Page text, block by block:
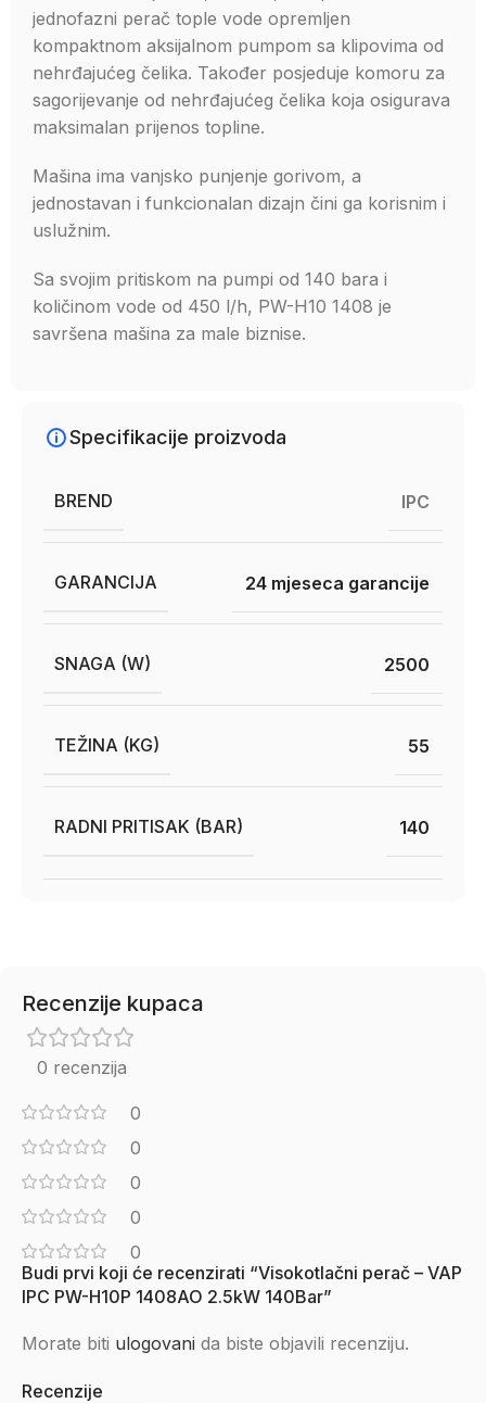
jednofazni perač tople vode opremljen
kompaktnom aksijalnom pumpom sa klipovima od
nehrđajućeg čelika. Također posjeduje komoru za
sagorijevanje od nehrđajućeg čelika koja osigurava
maksimalan prijenos topline.
Mašina ima vanjsko punjenje gorivom, a
jednostavan i funkcionalan dizajn čini ga korisnim i
uslužnim.
Sa svojim pritiskom na pumpi od 140 bara i
količinom vode od 450 l/h, PW-H10 1408 je
savršena mašina za male biznise.
Specifikacije proizvoda
BREND IPC
GARANCIJA 24 mjeseca garancije
SNAGA (W) 2500
TEŽINA (KG) 55
RADNI PRITISAK (BAR) 140
Recenzije kupaca
0 recenzija
0
0
0
0
0
Recenzije
Budi prvi koji će recenzirati “Visokotlačni perač – VAP
IPC PW-H10P 1408AO 2.5kW 140Bar”
Morate biti ulogovani da biste objavili recenziju.